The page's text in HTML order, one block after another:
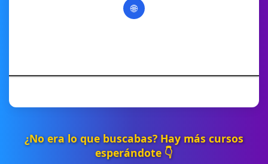
🌐
¿No era lo que buscabas? Hay más cursos
esperándote 👇